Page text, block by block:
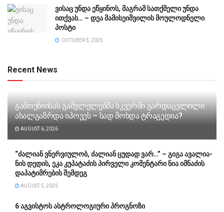
ვისაც უნდა ეწყინოს, მაგრამ სათქმელი უნდა
ითქვას… – დეა მამისეიშვილის მოულოდნელი
პოსტი
OCTOBER 5, 2025
Recent News
გამთენიისას გამვლელებმა სკვერში გარდაცვლილი
ახალგაზრდა იპოვეს – სად მოხდა ტრაგედია?
AUGUST 6, 2026
“ძა­ლი­ან ვნერ­ვი­უ­ლობ, ძა­ლი­ან ცუ­დად ვარ…” – გიგა ავა­ლი­ა­
ნის დე­დის, ეკა კუ­პა­ტა­ძის პირველი კომენტარი ნია იმნაძის
დაპატიმრების შემდეგ
AUGUST 5, 2026
6 აგვისტოს ასტროლოგიური პროგნოზი